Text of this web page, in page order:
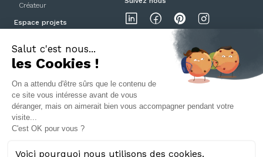
Créateur
Espace projets
Mentions légalesPolitique de confidentialitéCGV